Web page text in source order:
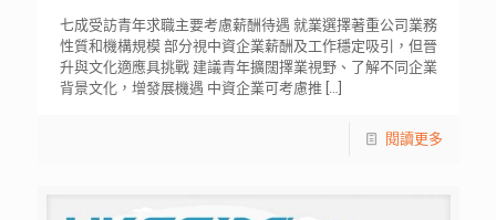
七成受訪青年求職主要考慮薪酬待遇 就業選擇著重公司業務
性質和機構規模 部分視中資企業薪酬及工作穩定吸引，但晉
升與文化適應具挑戰 建議青年擴闊擇業視野、了解不同企業
背景文化，增發展機遇 中資企業可考慮推 […]
閱讀更多